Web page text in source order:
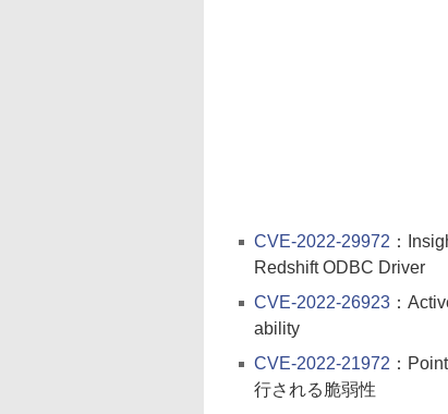
CVE-2022-29972 ：
Redshift ODBC Driver
CVE-2022-26923 ：
ability
CVE-2022-21972 ：
行される脆弱性